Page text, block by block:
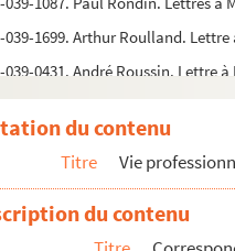
039-1699. Arthur Roulland.
039-0431. André Roussin. Lettre
039-0972. Jean-Michel
039-0326. Claude Roy. Lettres à
039-0938. Pierre Sabbagh et
039-1695. Catherine Salviat.
039-0425. Claude Santelli.
du contenu
Titre Vie
du contenu